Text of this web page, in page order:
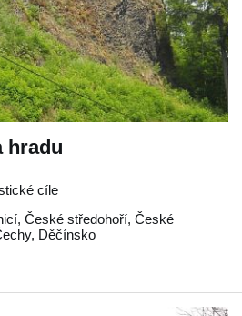
hradu
cíle
, České středohoří, České
, Děčínsko